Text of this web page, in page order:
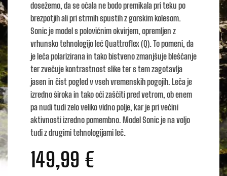
dosežemo, da se očala ne bodo premikala pri teku po
brezpotjih ali pri strmih spustih z gorskim kolesom.
Sonic je model s polovičnim okvirjem, opremljen z
vrhunsko tehnologijo leč Quattroflex (Q). To pomeni, da
je leča polarizirana in tako bistveno zmanjšuje bleščanje
ter zvečuje kontrastnost slike ter s tem zagotavlja
jasen in čist pogled v vseh vremenskih pogojih. Leča je
izredno široka in tako oči zaščiti pred vetrom, ob enem
pa nudi tudi zelo veliko vidno polje, kar je pri večini
aktivnosti izredno pomembno. Model Sonic je na voljo
tudi z drugimi tehnologijami leč.
149,99 €